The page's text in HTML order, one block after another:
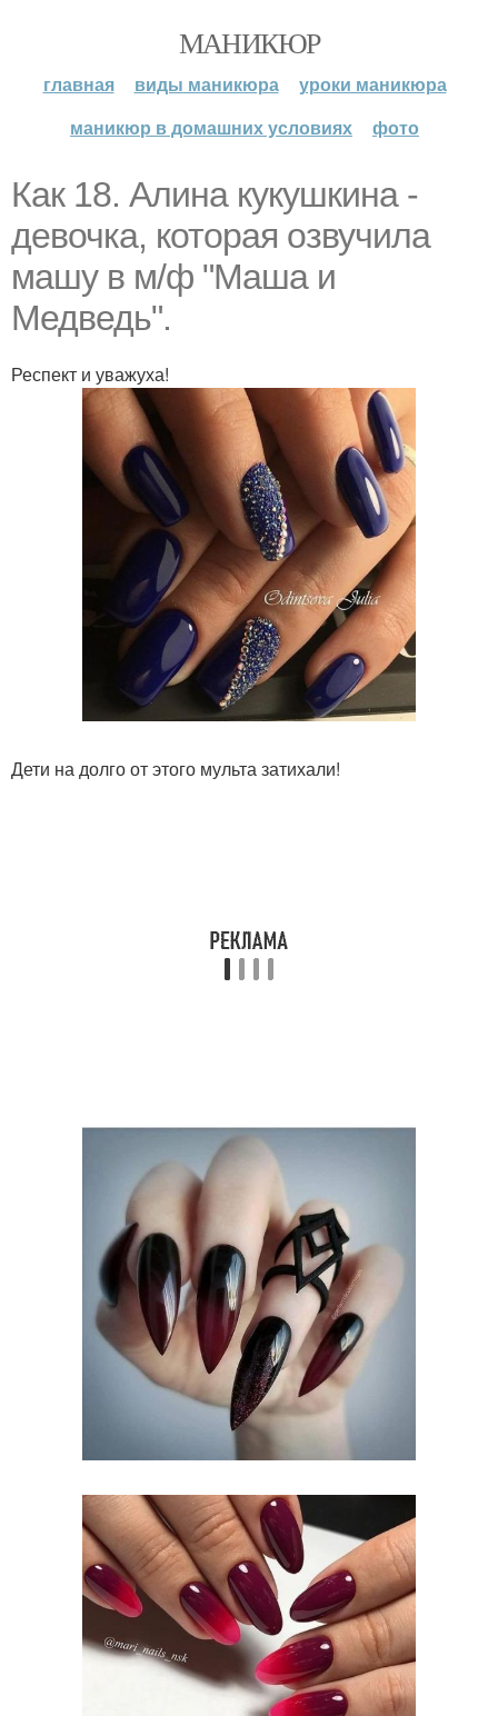
МАНИКЮР
главная виды маникюра
уроки маникюра
маникюр в домашних условиях
фото
Как 18. Алина кукушкина -
девочка, которая озвучила
машу в м/ф "Маша и
Медведь".
Респект и уважуха!
Дети на долго от этого мульта затихали!